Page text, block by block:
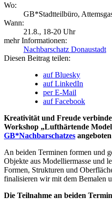
Wo:
GB*Stadtteilbüro,
Wann:
21.8., 18-20 Uhr
mehr Informationen:
Nachbarschatz Donaustadt
Diesen Beitrag teilen:
auf Bluesky
auf LinkedIn
per E-Mail
auf Facebook
Kreativität und Freude
Workshop „Lufthärtende
GB*Nachbarschatzes
An beiden Terminen formen und
Objekte aus Modelliermasse und
Formen, Strukturen und
finalisieren wir mit dem Bemalen
Die Teilnahme an beiden